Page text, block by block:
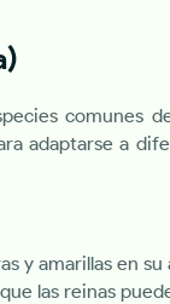
comunes
adaptarse a
y amarillas en su
las reinas